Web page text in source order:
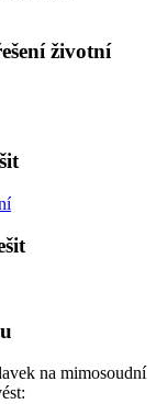
životní
na mimosoudní